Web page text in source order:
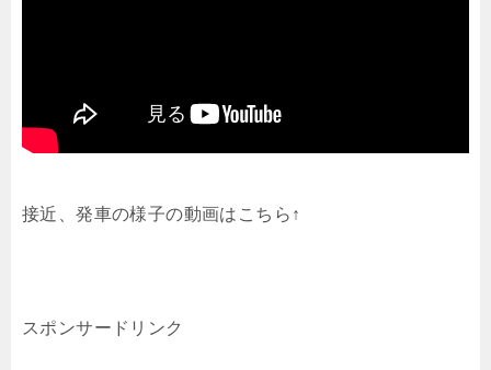
接近、発車の様子の動画はこちら↑
スポンサードリンク